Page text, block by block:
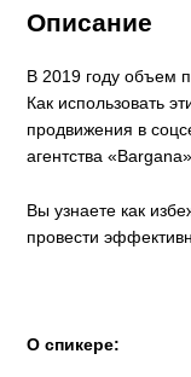
Описание
В 2019 году объем
Как использовать
продвижения в
агентства
Вы узнаете как
провести
О спикере: